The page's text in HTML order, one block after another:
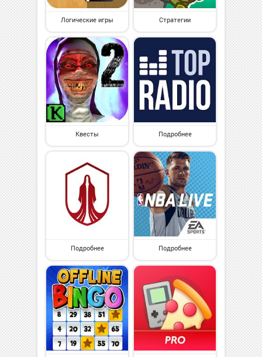
Логические игры Стратегии
Квесты Подробнее
Подробнее Подробнее